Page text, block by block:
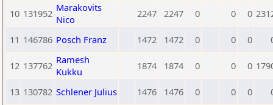
10 131952 Marakovits
Nico
2247 2247 0 0 0
11 146786 Posch Franz 1472 1472 0 0 0
12 137762 Ramesh
Kukku
1874 1874 0 0 0
13 130782 Schlener Julius 1476 1476 0 0 0